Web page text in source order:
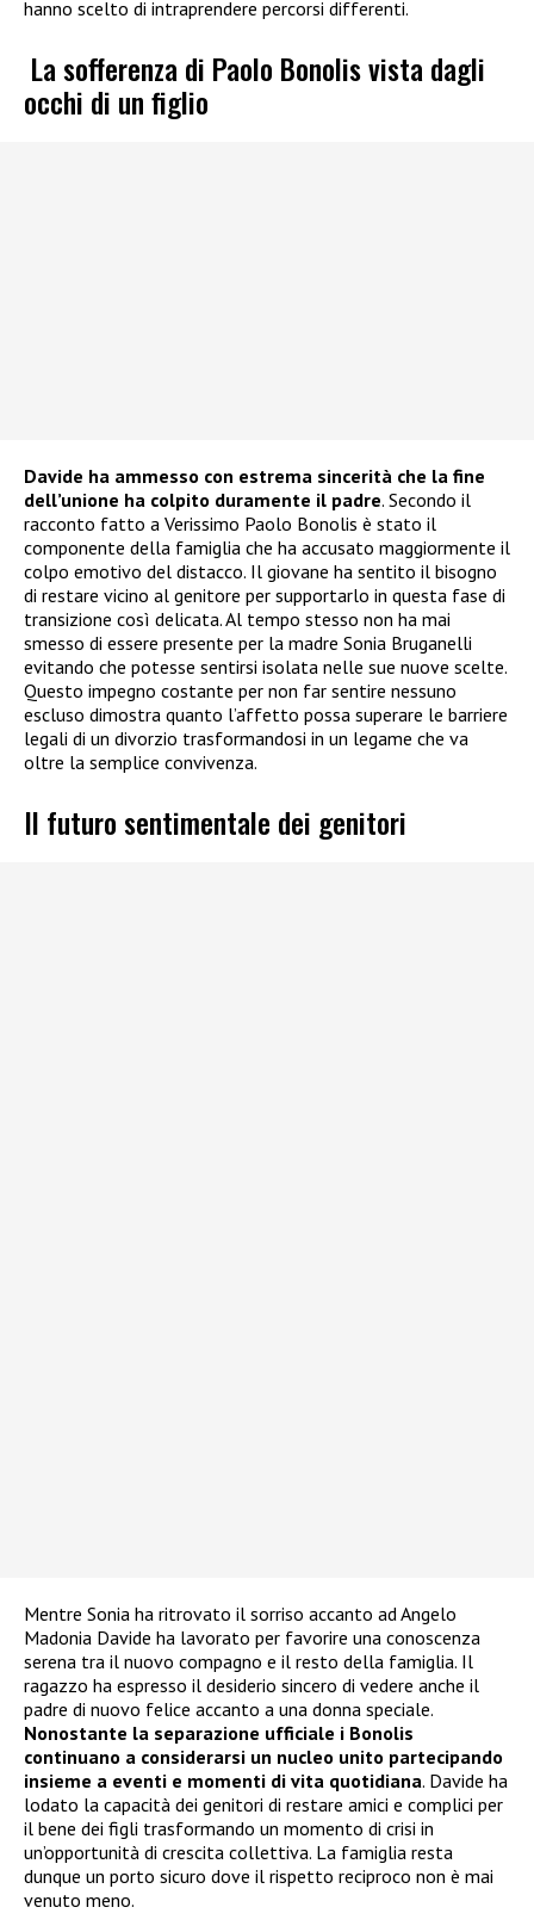
hanno scelto di intraprendere percorsi differenti.
La sofferenza di Paolo Bonolis vista dagli
occhi di un figlio
Davide ha ammesso con estrema sincerità che la fine
dell’unione ha colpito duramente il padre. Secondo il
racconto fatto a Verissimo Paolo Bonolis è stato il
componente della famiglia che ha accusato maggiormente il
colpo emotivo del distacco. Il giovane ha sentito il bisogno
di restare vicino al genitore per supportarlo in questa fase di
transizione così delicata. Al tempo stesso non ha mai
smesso di essere presente per la madre Sonia Bruganelli
evitando che potesse sentirsi isolata nelle sue nuove scelte.
Questo impegno costante per non far sentire nessuno
escluso dimostra quanto l’affetto possa superare le barriere
legali di un divorzio trasformandosi in un legame che va
oltre la semplice convivenza.
Il futuro sentimentale dei genitori
Mentre Sonia ha ritrovato il sorriso accanto ad Angelo
Madonia Davide ha lavorato per favorire una conoscenza
serena tra il nuovo compagno e il resto della famiglia. Il
ragazzo ha espresso il desiderio sincero di vedere anche il
padre di nuovo felice accanto a una donna speciale.
Nonostante la separazione ufficiale i Bonolis
continuano a considerarsi un nucleo unito partecipando
insieme a eventi e momenti di vita quotidiana. Davide ha
lodato la capacità dei genitori di restare amici e complici per
il bene dei figli trasformando un momento di crisi in
un’opportunità di crescita collettiva. La famiglia resta
dunque un porto sicuro dove il rispetto reciproco non è mai
venuto meno.